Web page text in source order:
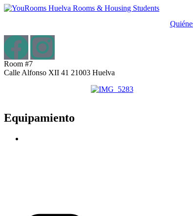
Ir
Room #7
Calle Alfonso XII 41 21003 Huelva
Equipamiento